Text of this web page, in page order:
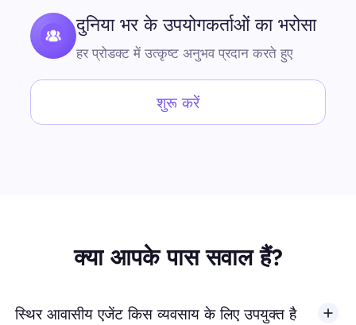
दुनिया भर के उपयोगकर्ताओं का भरोसा
हर प्रोडक्ट में उत्कृष्ट अनुभव प्रदान करते हुए
शुरू करें
क्या आपके पास सवाल हैं?
स्थिर आवासीय एजेंट किस व्यवसाय के लिए उपयुक्त है